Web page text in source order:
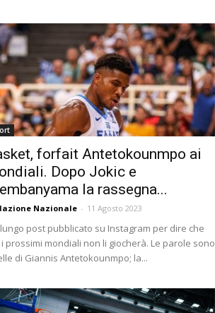
forfait Antetokounmpo ai
Dopo Jokic e
la rassegna...
Nazionale - 11 Agosto 2023
post pubblicato su Instagram per dire che
i prossimi mondiali non li giocherà. Le parole sono
di Giannis Antetokounmpo; la...